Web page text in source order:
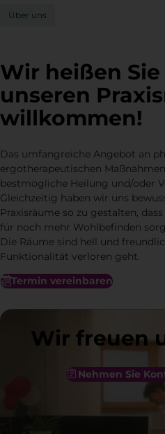
Über uns
Wir heißen Sie
unseren
willkommen!
Das umfangreiche Angebot an
ergotherapeutischen
bestmögliche Heilung und/oder
Gleichzeitig haben wir uns
Praxisräume so zu gestalten,
für noch mehr Wohlbefinden
Die Räume sind hell und
Funktionalität verloren geht.
Termin vereinbaren
Wir freuen
Nehmen Sie